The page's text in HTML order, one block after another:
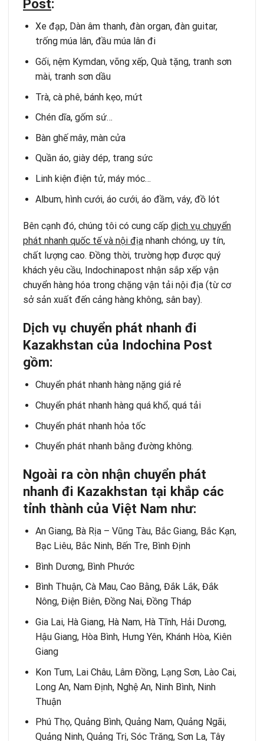
Post:
Xe đạp, Dàn âm thanh, đàn organ, đàn guitar,
trống múa lân, đầu múa lân đi
Gối, nệm Kymdan, võng xếp, Quà tặng, tranh sơn
mài, tranh sơn dầu
Trà, cà phê, bánh kẹo, mứt
Chén dĩa, gốm sứ…
Bàn ghế mây, màn cửa
Quần áo, giày dép, trang sức
Linh kiện điện tử, máy móc…
Album, hình cưới, áo cưới, áo đầm, váy, đồ lót
Bên cạnh đó, chúng tôi có cung cấp dịch vụ chuyển
phát nhanh quốc tế và nội địa nhanh chóng, uy tín,
chất lượng cao. Đồng thời, trường hợp được quý
khách yêu cầu, Indochinapost nhận sắp xếp vận
chuyển hàng hóa trong chặng vận tải nội địa (từ cơ
sở sản xuất đến cảng hàng không, sân bay).
Dịch vụ chuyển phát nhanh đi
Kazakhstan của Indochina Post
gồm:
Chuyển phát nhanh hàng nặng giá rẻ
Chuyển phát nhanh hàng quá khổ, quá tải
Chuyển phát nhanh hỏa tốc
Chuyển phát nhanh bằng đường không.
Ngoài ra còn nhận chuyển phát
nhanh đi Kazakhstan tại khắp các
tỉnh thành của Việt Nam như:
An Giang, Bà Rịa – Vũng Tàu, Bắc Giang, Bắc Kạn,
Bạc Liêu, Bắc Ninh, Bến Tre, Bình Định
Bình Dương, Bình Phước
Bình Thuận, Cà Mau, Cao Bằng, Đắk Lắk, Đắk
Nông, Điện Biên, Đồng Nai, Đồng Tháp
Gia Lai, Hà Giang, Hà Nam, Hà Tĩnh, Hải Dương,
Hậu Giang, Hòa Bình, Hưng Yên, Khánh Hòa, Kiên
Giang
Kon Tum, Lai Châu, Lâm Đồng, Lạng Sơn, Lào Cai,
Long An, Nam Định, Nghệ An, Ninh Bình, Ninh
Thuận
Phú Thọ, Quảng Bình, Quảng Nam, Quảng Ngãi,
Quảng Ninh, Quảng Trị, Sóc Trăng, Sơn La, Tây